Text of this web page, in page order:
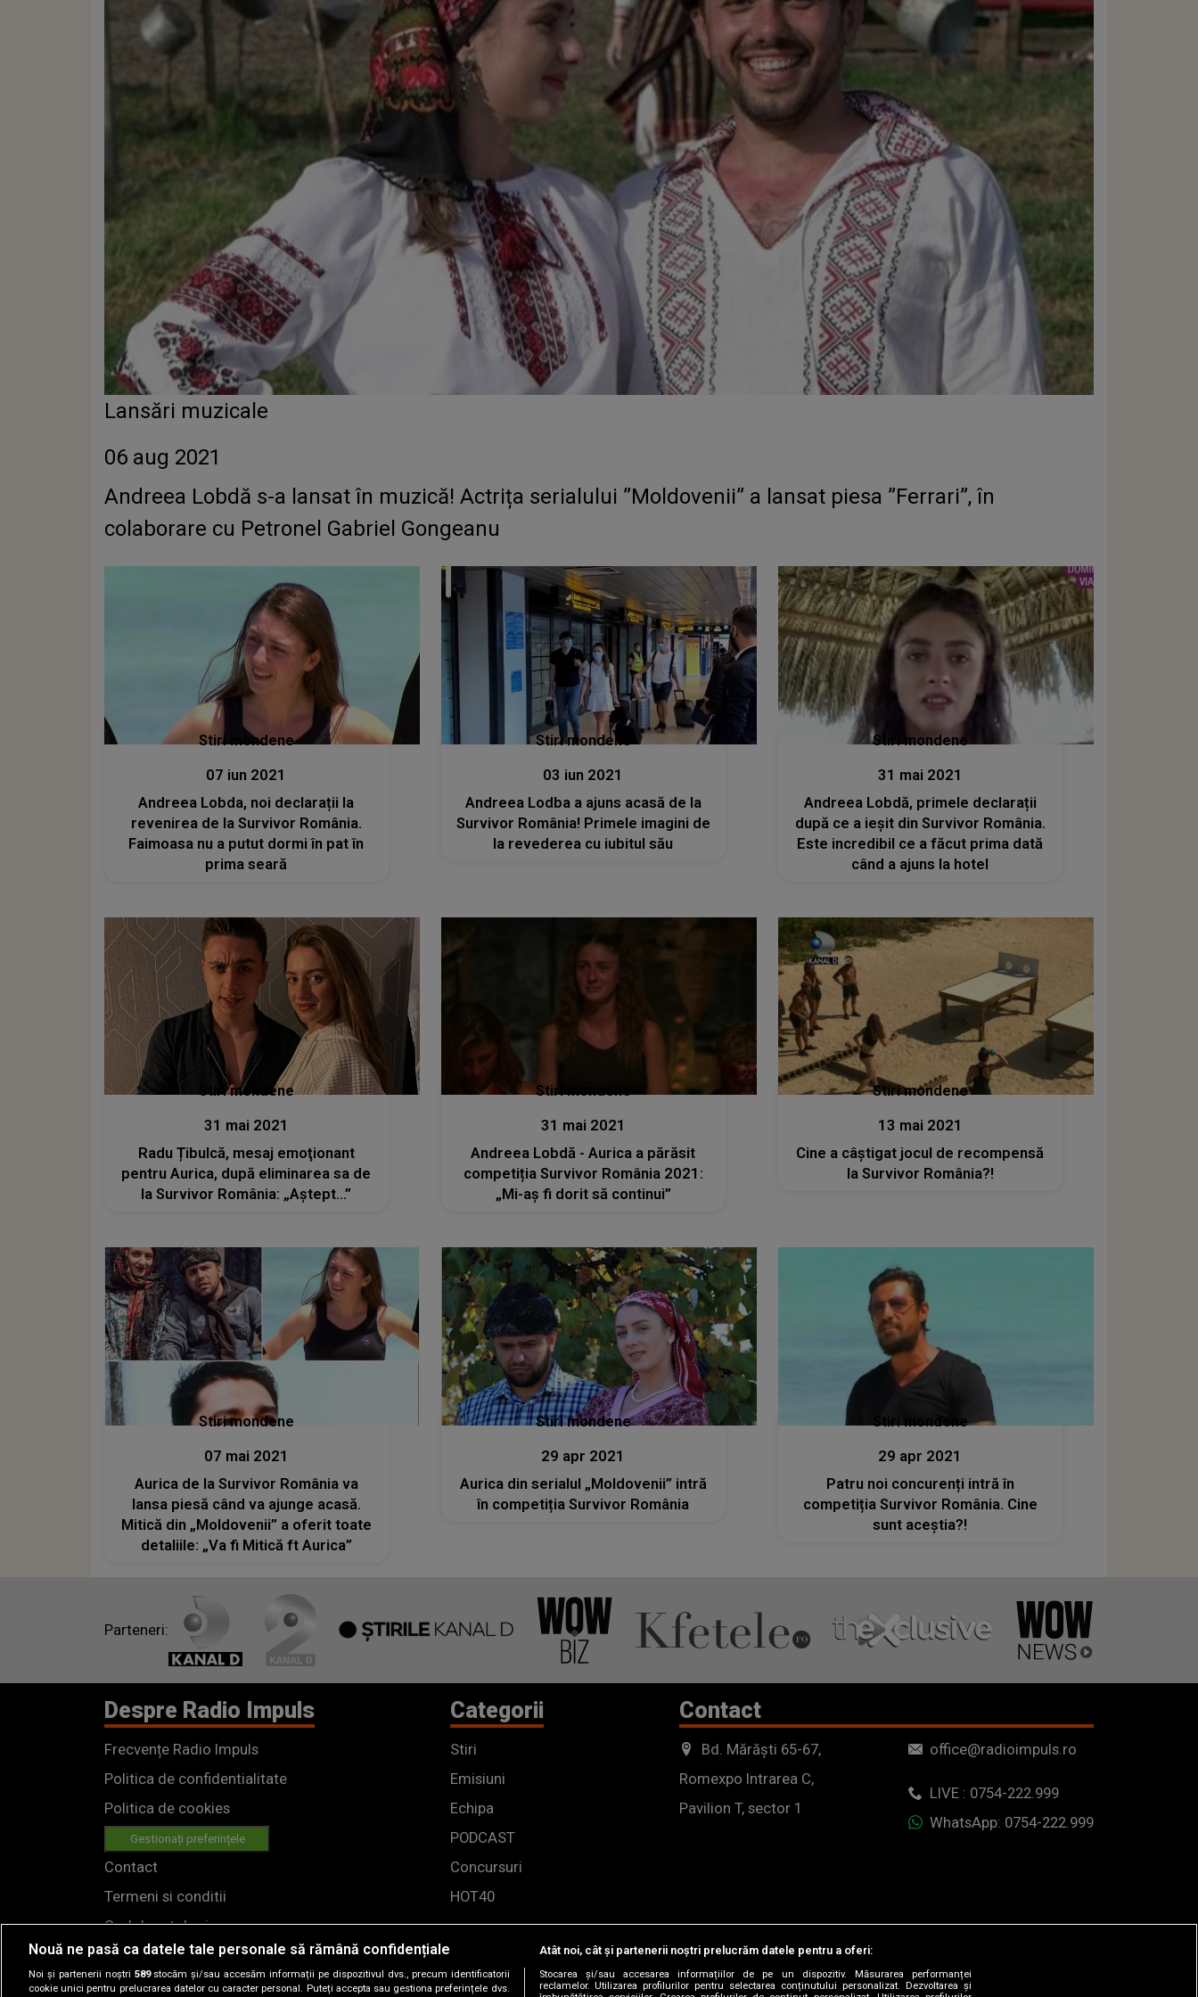
Lansări muzicale
06 aug 2021
Andreea Lobdă s-a lansat în muzică! Actrița serialului ”Moldovenii” a lansat piesa ”Ferrari”, în
colaborare cu Petronel Gabriel Gongeanu
Stiri mondene
07 iun 2021
Andreea Lobda, noi declarații la
revenirea de la Survivor România.
Faimoasa nu a putut dormi în pat în
prima seară
Stiri mondene
03 iun 2021
Andreea Lodba a ajuns acasă de la
Survivor România! Primele imagini de
la revederea cu iubitul său
Stiri mondene
31 mai 2021
Andreea Lobdă, primele declarații
după ce a ieșit din Survivor România.
Este incredibil ce a făcut prima dată
când a ajuns la hotel
Stiri mondene
31 mai 2021
Radu Țibulcă, mesaj emoţionant
pentru Aurica, după eliminarea sa de
la Survivor România: „Aștept...”
Stiri mondene
31 mai 2021
Andreea Lobdă - Aurica a părăsit
competiția Survivor România 2021:
„Mi-aș fi dorit să continui”
Stiri mondene
13 mai 2021
Cine a câștigat jocul de recompensă
la Survivor România?!
Stiri mondene
07 mai 2021
Aurica de la Survivor România va
lansa piesă când va ajunge acasă.
Mitică din „Moldovenii” a oferit toate
detaliile: „Va fi Mitică ft Aurica”
Stiri mondene
29 apr 2021
Aurica din serialul „Moldovenii” intră
în competiția Survivor România
Stiri mondene
29 apr 2021
Patru noi concurenți intră în
competiția Survivor România. Cine
sunt aceștia?!
Parteneri:
Despre Radio Impuls
Frecvențe Radio Impuls
Politica de confidentialitate
Politica de cookies
Gestionați preferințele
Contact
Termeni si conditii
Cod deontologic
Regulamente
Categorii
Stiri
Emisiuni
Echipa
PODCAST
Concursuri
HOT40
Contact
Bd. Mărăști 65-67,
Romexpo Intrarea C,
Pavilion T, sector 1
office@radioimpuls.ro
LIVE : 0754-222.999
WhatsApp: 0754-222.999
Nouă ne pasă ca datele tale personale să rămână confidențiale
Noi și partenerii noștri 589stocăm și/sau accesăm informații pe dispozitivul dvs., precum identificatorii
cookie unici pentru prelucrarea datelor cu caracter personal. Puteți accepta sau gestiona preferințele dvs.
Atât noi, cât și partenerii noștri prelucrăm datele pentru a oferi:
Stocarea și/sau accesarea informațiilor de pe un dispozitiv. Măsurarea performanței
reclamelor. Utilizarea profilurilor pentru selectarea conținutului personalizat. Dezvoltarea și